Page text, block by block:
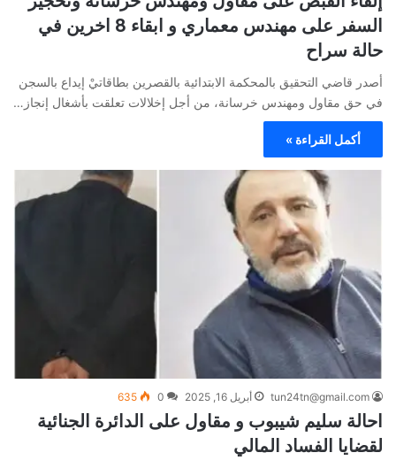
السفر على مهندس معماري و ابقاء 8 اخرين في
حالة سراح
أصدر قاضي التحقيق بالمحكمة الابتدائية بالقصرين بطاقاتيْ إيداع بالسجن
في حق مقاول ومهندس خرسانة، من أجل إخلالات تعلقت بأشغال إنجاز…
أكمل القراءة »
tun24tn@gmail.com أبريل 16, 2025 0
635
احالة سليم شيبوب و مقاول على الدائرة الجنائية
لقضايا الفساد المالي